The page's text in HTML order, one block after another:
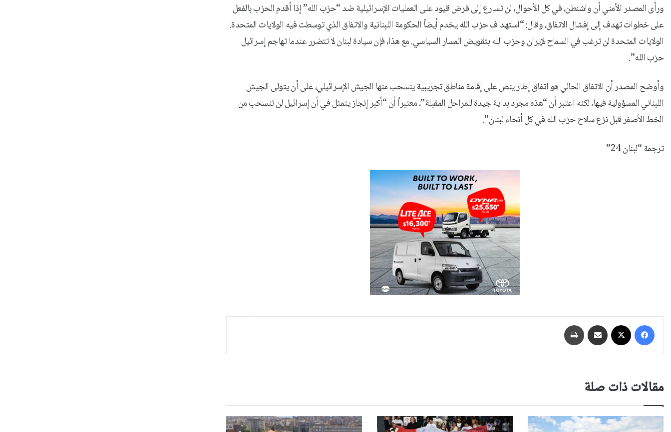
ورأى المصدر الأمني أن واشنطن، في كل الأحوال، لن تسارع إلى فرض قيود على العمليات الإسرائيلية ضد “حزب الله” إذا أقدم الحزب بالفعل
على خطوات تهدف إلى إفشال الاتفاق، وقال: “استهداف حزب الله يخدم أيضاً الحكومة اللبنانية والاتفاق الذي توسطت فيه الولايات المتحدة.
الولايات المتحدة لن ترغب في السماح لإيران وحزب الله بتقويض المسار السياسي. مع هذا، فإن سيادة لبنان لا تتضرر عندما تهاجم إسرائيل
حزب الله”.
وأوضح المصدر أن الاتفاق الحالي هو اتفاق إطار ينص على إقامة مناطق تجريبية ينسحب منها الجيش الإسرائيلي، على أن يتولى الجيش
اللبناني المسؤولية فيها، لكنه اعتبر أن “هذه مجرد بداية جيدة للمراحل المقبلة”، معتبراً أن “أكبر إنجاز يتمثل في أن إسرائيل لن تنسحب من
الخط الأصفر قبل نزع سلاح حزب الله في كل أنحاء لبنان”.
ترجمة “لبنان 24”
فيسبوك مشاركة عبر البريد
مقالات ذات صلة